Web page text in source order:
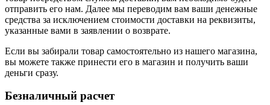
отправить его нам. Далее мы переводим вам ваши денежные
средства за исключением стоимости доставки на реквизиты,
указанные вами в заявлении о возврате.
Если вы забирали товар самостоятельно из нашего магазина,
вы можете также принести его в магазин и получить ваши
деньги сразу.
Безналичный расчет